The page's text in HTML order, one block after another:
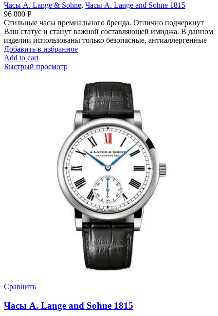
Часы A. Lange & Sohne, Часы A. Lange and Sohne 1815
96 800 Р
Стильные часы премиального бренда. Отлично подчеркнут
Ваш статус и станут важной составляющей имиджа. В данном
изделии использованы только безопасные, антиаллергенные
Добавить в избранное
Add to cart
Быстрый просмотр
Сравнить
Часы A. Lange and Sohne 1815